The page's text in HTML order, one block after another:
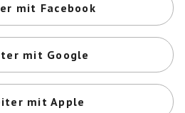
mit Facebook
mit Google
mit Apple